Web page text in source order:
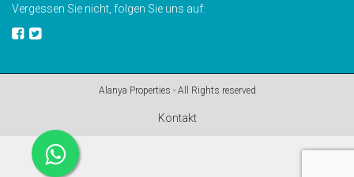
Vergessen Sie nicht, folgen Sie uns auf:
Alanya Properties - All Rights reserved
Kontakt